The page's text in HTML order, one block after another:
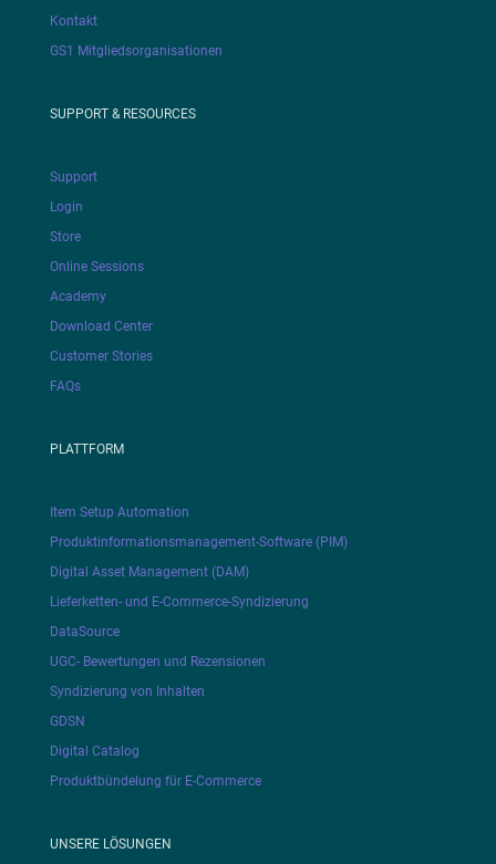
Kontakt
GS1 Mitgliedsorganisationen
SUPPORT & RESOURCES
Support
Login
Store
Online Sessions
Academy
Download Center
Customer Stories
FAQs
PLATTFORM
Item Setup Automation
Produktinformationsmanagement-Software (PIM)
Digital Asset Management (DAM)
Lieferketten- und E-Commerce-Syndizierung
DataSource
UGC- Bewertungen und Rezensionen
Syndizierung von Inhalten
GDSN
Digital Catalog
Produktbündelung für E-Commerce
UNSERE LÖSUNGEN